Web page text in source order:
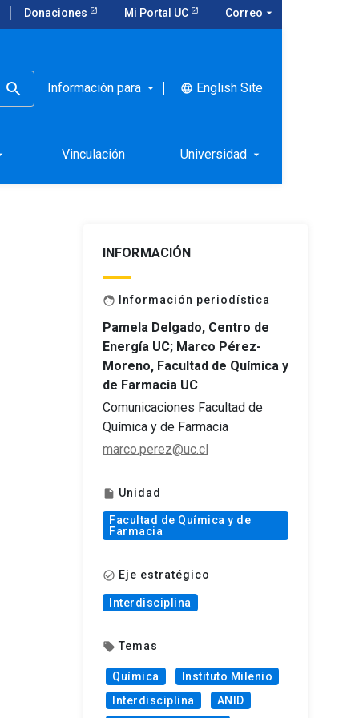
Donaciones Mi Portal UC Correo arrow_drop_down
Información para arrow_drop_down language English Site
Vinculación Universidad arrow_drop_down
del
INFORMACIÓN
face Información periodística
Pamela Delgado, Centro de
Energía UC; Marco Pérez-
Moreno, Facultad de Química y
de Farmacia UC
Comunicaciones Facultad de
Química y de Farmacia
marco.perez@uc.cl
insert_drive_file Unidad
Facultad de Química y de
Farmacia
check_circle_outline Eje estratégico
Interdisciplina
local_offer Temas
Química
Instituto Milenio
Interdisciplina
ANID